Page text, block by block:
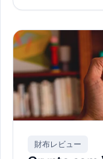
財布レビュー